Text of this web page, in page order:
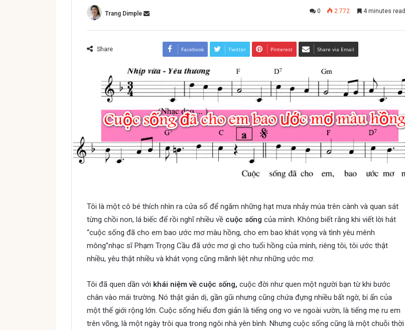
Trang Dimple 0 2.772 4 minutes read
Share Facebook Twitter Pinterest Share via Email
Tôi là một cô bé thích nhìn ra cửa sổ để ngắm những hạt mưa nhảy múa trên cành và quan sát
từng chồi non, lá biếc để rồi nghĩ nhiều về cuộc sống của mình. Không biết rằng khi viết lời hát
“cuộc sống đã cho em bao ước mơ màu hồng, cho em bao khát vọng và tình yêu mênh
mông”nhạc sĩ Phạm Trọng Cầu đã ước mơ gì cho tuổi hồng của mình, riêng tôi, tôi ước thật
nhiều, yêu thật nhiều và khát vọng cũng mãnh liệt như những ước mơ.
Tôi đã quen dần với khái niệm về cuộc sống, cuộc đời như quen một người bạn từ khi bước
chân vào mái trường. Nó thật giản dị, gần gũi nhưng cũng chứa đựng nhiều bất ngờ, bí ẩn của
một thế giới rộng lớn. Cuộc sống hiểu đơn giản là tiếng ong vo ve ngoài vườn, là tiếng mẹ ru em
trên võng, là một ngày trôi qua trong ngôi nhà yên bình. Nhưng cuộc sống cũng là một chuỗi thời